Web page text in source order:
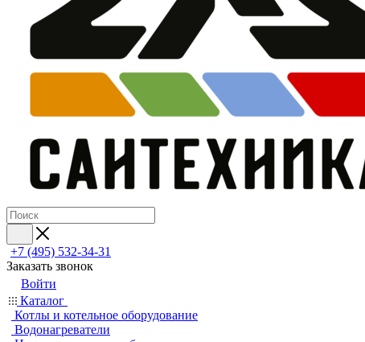
+7 (495) 532‑34‑31
Заказать звонок
Войти
Каталог
Котлы и котельное оборудование
Водонагреватели